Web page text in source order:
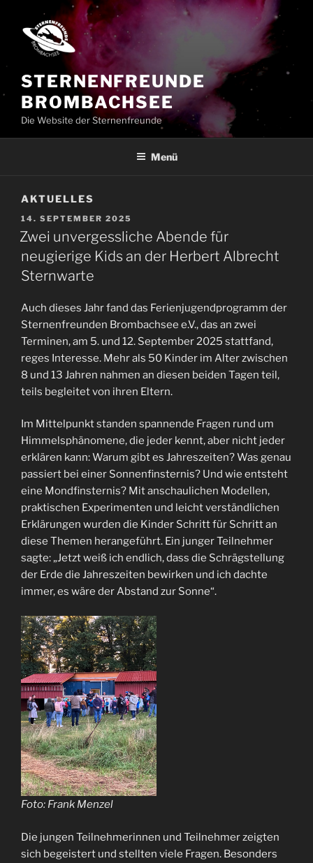
Inhalt
springen
STERNENFREUNDE
BROMBACHSEE
Die Website der Sternenfreunde
Menü
AKTUELLES
VERÖFFENTLICHT
AM
14. SEPTEMBER 2025
Zwei unvergessliche Abende für
neugierige Kids an der Herbert Albrecht
Sternwarte
Auch dieses Jahr fand das Ferienjugendprogramm der
Sternenfreunden Brombachsee e.V., das an zwei
Terminen, am 5. und 12. September 2025 stattfand,
reges Interesse. Mehr als 50 Kinder im Alter zwischen
8 und 13 Jahren nahmen an diesen beiden Tagen teil,
teils begleitet von ihren Eltern.
Im Mittelpunkt standen spannende Fragen rund um
Himmelsphänomene, die jeder kennt, aber nicht jeder
erklären kann: Warum gibt es Jahreszeiten? Was genau
passiert bei einer Sonnenfinsternis? Und wie entsteht
eine Mondfinsternis? Mit anschaulichen Modellen,
praktischen Experimenten und leicht verständlichen
Erklärungen wurden die Kinder Schritt für Schritt an
diese Themen herangeführt. Ein junger Teilnehmer
sagte: „Jetzt weiß ich endlich, dass die Schrägstellung
der Erde die Jahreszeiten bewirken und ich dachte
immer, es wäre der Abstand zur Sonne“.
Foto: Frank Menzel
Die jungen Teilnehmerinnen und Teilnehmer zeigten
sich begeistert und stellten viele Fragen. Besonders